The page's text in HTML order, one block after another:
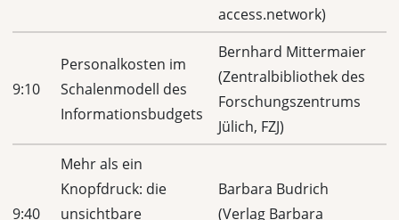
access.network)
9:10
Personalkosten im
Schalenmodell des
Informationsbudgets
Bernhard Mittermaier
(Zentralbibliothek des
Forschungszentrums
Jülich, FZJ)
9:40
Mehr als ein
Knopfdruck: die
unsichtbare
Barbara Budrich
(Verlag Barbara